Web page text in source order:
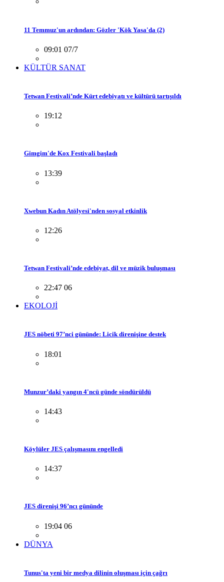
11 Temmuz'un ardından: Gözler 'Kök Yasa'da (2)
09:01 07/7
KÜLTÜR SANAT
Tetwan Festivali’nde Kürt edebiyatı ve kültürü tartışıldı
19:12
Gimgim'de Kox Festivali başladı
13:39
Xwebun Kadın Atölyesi'nden sosyal etkinlik
12:26
Tetwan Festivali’nde edebiyat, dil ve müzik buluşması
22:47 06
EKOLOJİ
JES nöbeti 97’nci gününde: Licik direnişine destek
18:01
Munzur’daki yangın 4'ncü günde söndürüldü
14:43
Köylüler JES çalışmasını engelledi
14:37
JES direnişi 96’ncı gününde
19:04 06
DÜNYA
Tunus'ta yeni bir medya dilinin oluşması için çağrı